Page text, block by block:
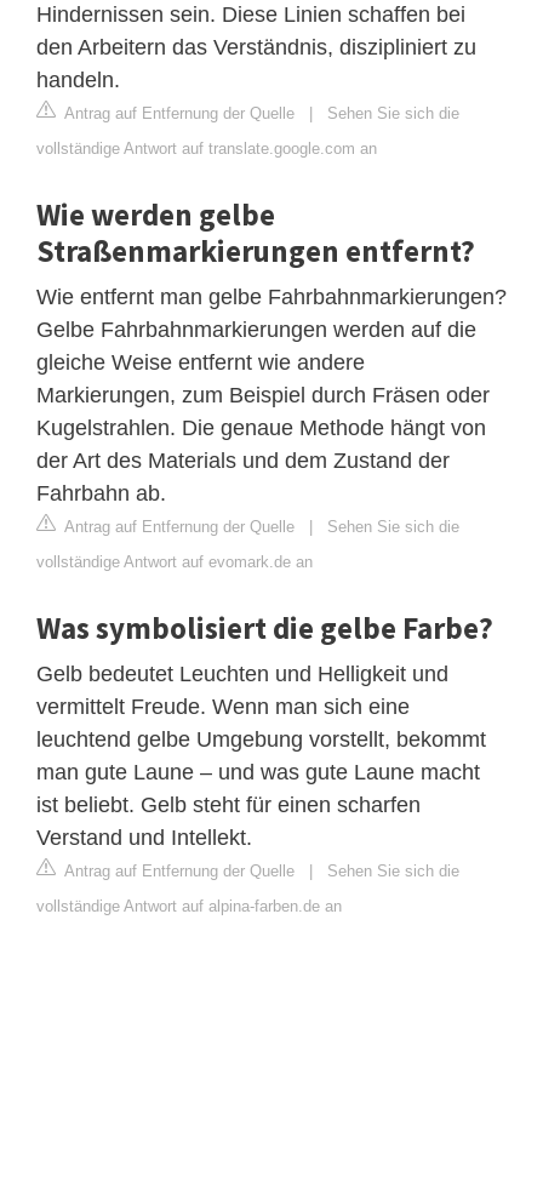
Hindernissen sein. Diese Linien schaffen bei
den Arbeitern das Verständnis, diszipliniert zu
handeln.
Antrag auf Entfernung der Quelle | Sehen Sie sich die
vollständige Antwort auf translate.google.com an
Wie werden gelbe
Straßenmarkierungen entfernt?
Wie entfernt man gelbe Fahrbahnmarkierungen?
Gelbe Fahrbahnmarkierungen werden auf die
gleiche Weise entfernt wie andere
Markierungen, zum Beispiel durch Fräsen oder
Kugelstrahlen. Die genaue Methode hängt von
der Art des Materials und dem Zustand der
Fahrbahn ab.
Antrag auf Entfernung der Quelle | Sehen Sie sich die
vollständige Antwort auf evomark.de an
Was symbolisiert die gelbe Farbe?
Gelb bedeutet Leuchten und Helligkeit und
vermittelt Freude. Wenn man sich eine
leuchtend gelbe Umgebung vorstellt, bekommt
man gute Laune – und was gute Laune macht
ist beliebt. Gelb steht für einen scharfen
Verstand und Intellekt.
Antrag auf Entfernung der Quelle | Sehen Sie sich die
vollständige Antwort auf alpina-farben.de an